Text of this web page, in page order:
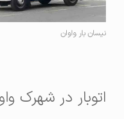
نیسان بار واوان
اتوبار در شهرک واوان